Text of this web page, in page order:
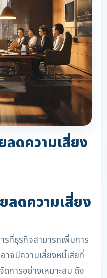
ลดความเสี่ยง
ลดความเสี่ยง
รที่ธุรกิจสามารถเพิ่มการ
าจมีความเสี่ยงหนี้เสียที่
ดการอย่างเหมาะสม ดัง